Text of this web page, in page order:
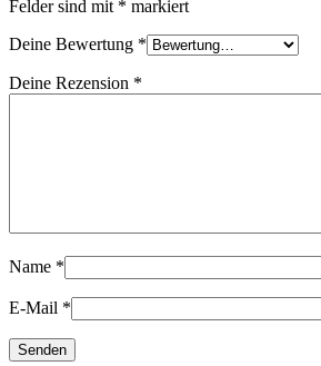
Felder sind mit * markiert
Deine Bewertung *
Deine Rezension *
Name *
E-Mail *